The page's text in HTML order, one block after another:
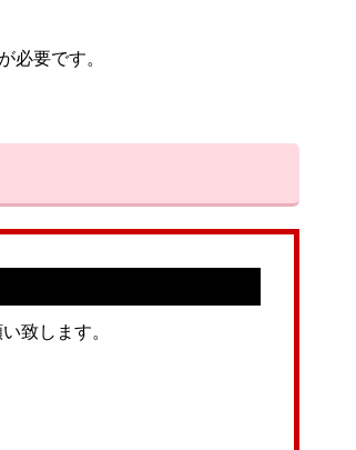
必要です。
致します。